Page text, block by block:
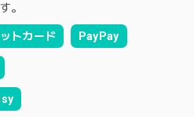
。
トカード PayPay